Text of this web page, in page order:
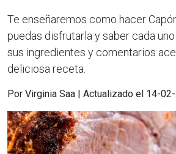
Te enseñaremos como hacer
puedas disfrutarla y saber cada
sus ingredientes y comentarios
deliciosa receta.
Por Virginia Saa | Actualizado el 14-